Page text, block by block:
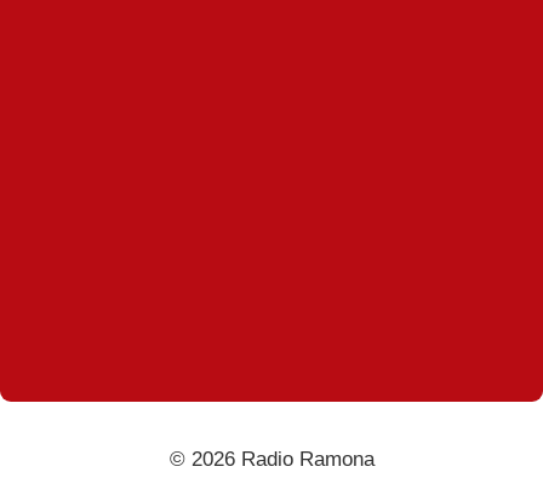
© 2026 Radio Ramona